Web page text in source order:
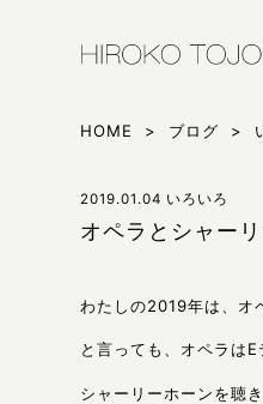
HOME > ブログ >
2019.01.04 いろいろ
オペラとシャー
わたしの2019年は、オ
と言っても、オペラはE
シャーリーホーンを聴